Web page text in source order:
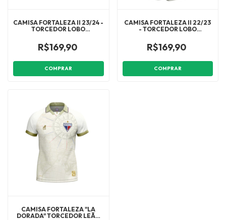
CAMISA FORTALEZA II 23/24 -
TORCEDOR LOBO
R$169,90
COMPRAR
CAMISA FORTALEZA II 22/23
- TORCEDOR LOBO
R$169,90
COMPRAR
CAMISA FORTALEZA "LA
DORADA" TORCEDOR LEÃO